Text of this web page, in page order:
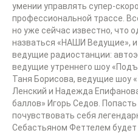
умении управлять супер-
профессиональной трассе.
но уже сейчас известно, что
назваться «НАШИ Ведущие»,
ведущие радиостанции:
ведущие утреннего шоу
Таня Борисова, ведущие шоу
Ленский и Надежда
баллов» Игорь Седов.
почувствовать себя
Себастьяном Феттелем